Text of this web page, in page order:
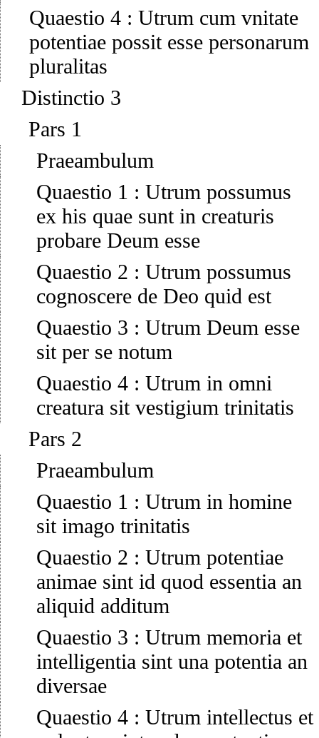
Quaestio 4 : Utrum cum vnitate
potentiae possit esse personarum
pluralitas
Distinctio 3
Pars 1
Praeambulum
Quaestio 1 : Utrum possumus
ex his quae sunt in creaturis
probare Deum esse
Quaestio 2 : Utrum possumus
cognoscere de Deo quid est
Quaestio 3 : Utrum Deum esse
sit per se notum
Quaestio 4 : Utrum in omni
creatura sit vestigium trinitatis
Pars 2
Praeambulum
Quaestio 1 : Utrum in homine
sit imago trinitatis
Quaestio 2 : Utrum potentiae
animae sint id quod essentia an
aliquid additum
Quaestio 3 : Utrum memoria et
intelligentia sint una potentia an
diversae
Quaestio 4 : Utrum intellectus et